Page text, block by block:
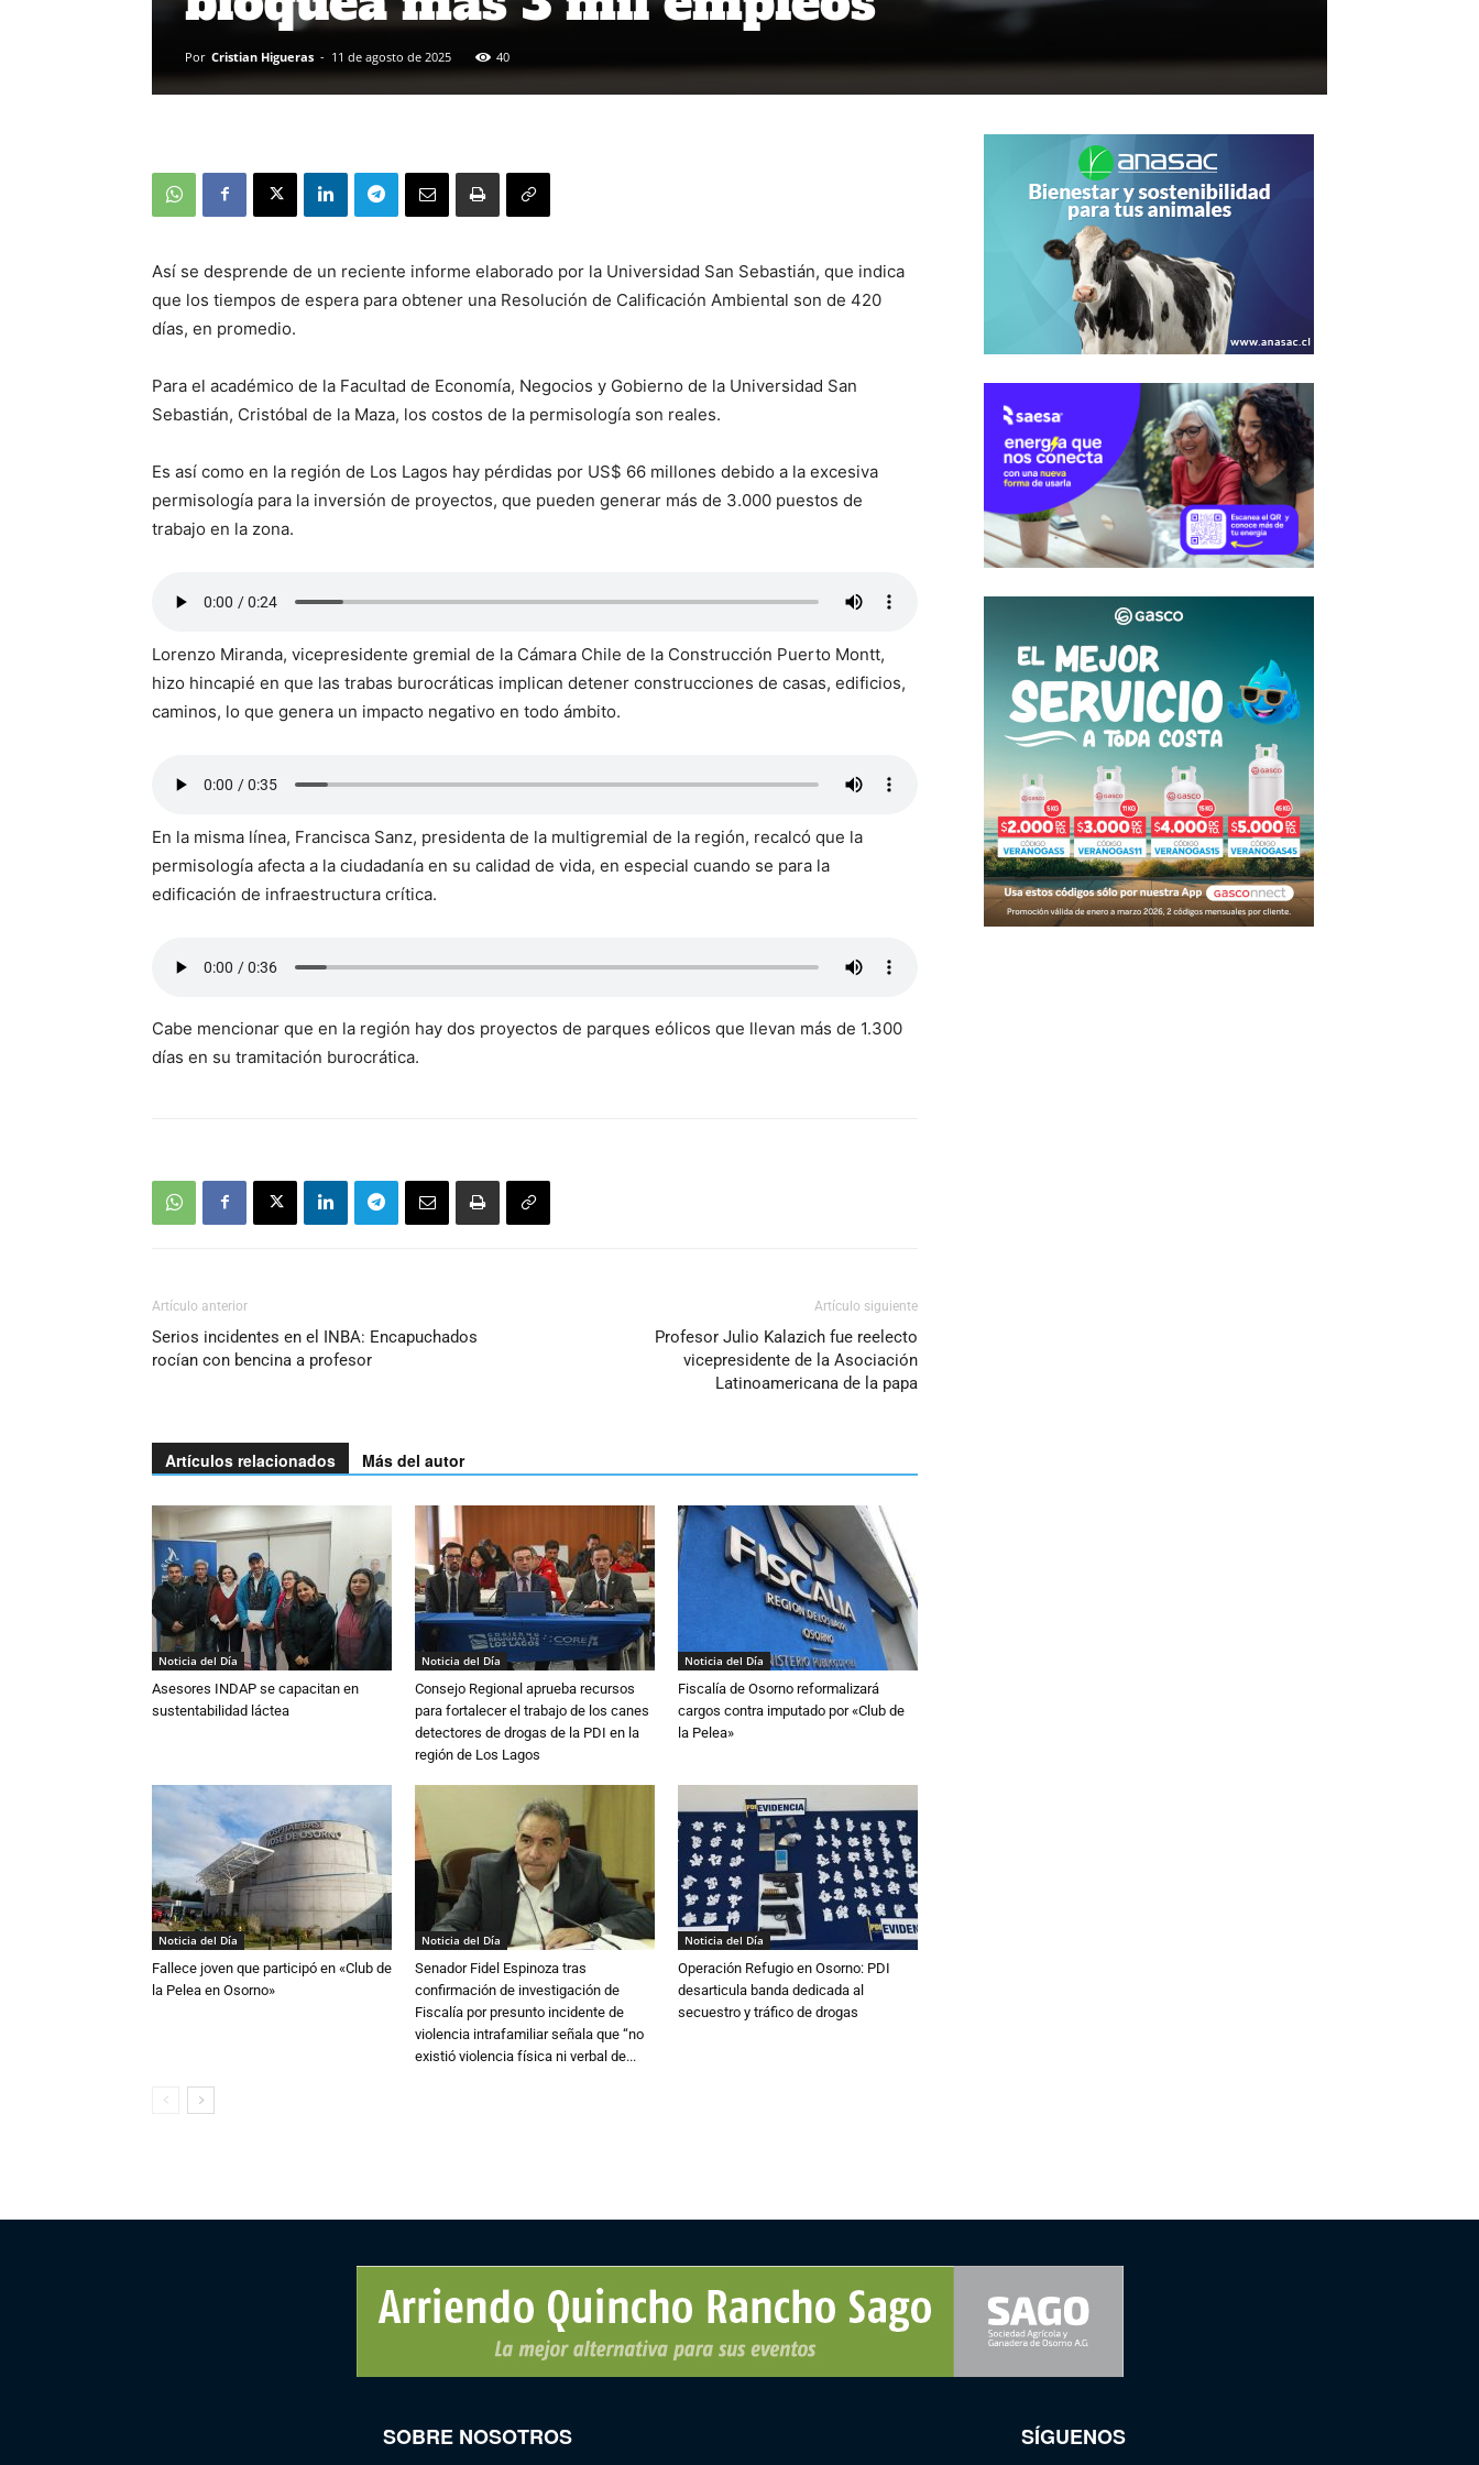
Por Cristian Higueras - 11 de agosto de 2025 40
Así se desprende de un reciente informe elaborado por la Universidad San Sebastián, que indica
que los tiempos de espera para obtener una Resolución de Calificación Ambiental son de 420
días, en promedio.
Para el académico de la Facultad de Economía, Negocios y Gobierno de la Universidad San
Sebastián, Cristóbal de la Maza, los costos de la permisología son reales.
Es así como en la región de Los Lagos hay pérdidas por US$ 66 millones debido a la excesiva
permisología para la inversión de proyectos, que pueden generar más de 3.000 puestos de
trabajo en la zona.
Lorenzo Miranda, vicepresidente gremial de la Cámara Chile de la Construcción Puerto Montt,
hizo hincapié en que las trabas burocráticas implican detener construcciones de casas, edificios,
caminos, lo que genera un impacto negativo en todo ámbito.
En la misma línea, Francisca Sanz, presidenta de la multigremial de la región, recalcó que la
permisología afecta a la ciudadanía en su calidad de vida, en especial cuando se para la
edificación de infraestructura crítica.
Cabe mencionar que en la región hay dos proyectos de parques eólicos que llevan más de 1.300
días en su tramitación burocrática.
Artículo anterior
Serios incidentes en el INBA: Encapuchados
rocían con bencina a profesor
Artículo siguiente
Profesor Julio Kalazich fue reelecto
vicepresidente de la Asociación
Latinoamericana de la papa
Artículos relacionados Más del autor
Noticia del Día
Asesores INDAP se capacitan en
sustentabilidad láctea
Noticia del Día
Consejo Regional aprueba recursos
para fortalecer el trabajo de los canes
detectores de drogas de la PDI en la
región de Los Lagos
Noticia del Día
Fiscalía de Osorno reformalizará
cargos contra imputado por «Club de
la Pelea»
Noticia del Día
Fallece joven que participó en «Club de
la Pelea en Osorno»
Noticia del Día
Senador Fidel Espinoza tras
confirmación de investigación de
Fiscalía por presunto incidente de
violencia intrafamiliar señala que “no
existió violencia física ni verbal de...
Noticia del Día
Operación Refugio en Osorno: PDI
desarticula banda dedicada al
secuestro y tráfico de drogas
SOBRE NOSOTROS SÍGUENOS